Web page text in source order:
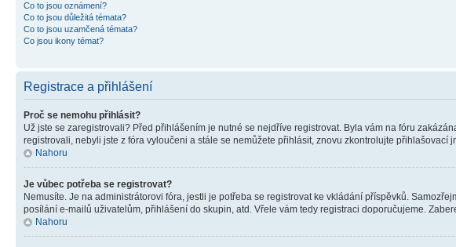
Co to jsou oznámení?
Co to jsou důležitá témata?
Co to jsou uzamčená témata?
Co jsou ikony témat?
Registrace a přihlášení
Proč se nemohu přihlásit?
Už jste se zaregistrovali? Před přihlášením je nutné se nejdříve registrovat. Byla vám na fóru
registrovali, nebyli jste z fóra vyloučeni a stále se nemůžete přihlásit, znovu zkontrolujte
Nahoru
Je vůbec potřeba se registrovat?
Nemusíte. Je na administrátorovi fóra, jestli je potřeba se registrovat ke vkládání příspěvků.
posílání e-mailů uživatelům, přihlášení do skupin, atd. Vřele vám tedy registraci doporučujeme.
Nahoru